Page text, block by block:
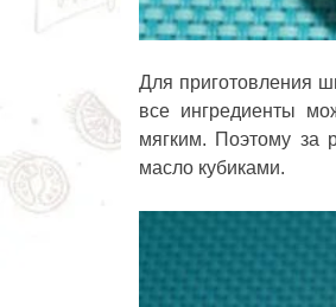
Для приготовления
все ингредиенты
мягким. Поэтому за
масло кубиками.